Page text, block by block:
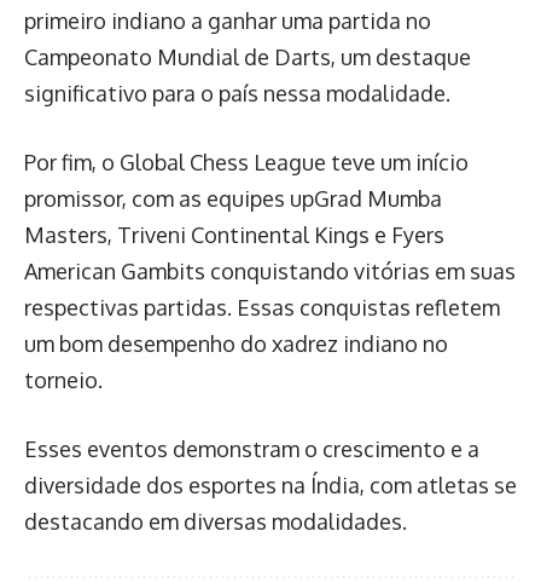
primeiro indiano a ganhar uma partida no
Campeonato Mundial de Darts, um destaque
significativo para o país nessa modalidade.
Por fim, o Global Chess League teve um início
promissor, com as equipes upGrad Mumba
Masters, Triveni Continental Kings e Fyers
American Gambits conquistando vitórias em suas
respectivas partidas. Essas conquistas refletem
um bom desempenho do xadrez indiano no
torneio.
Esses eventos demonstram o crescimento e a
diversidade dos esportes na Índia, com atletas se
destacando em diversas modalidades.